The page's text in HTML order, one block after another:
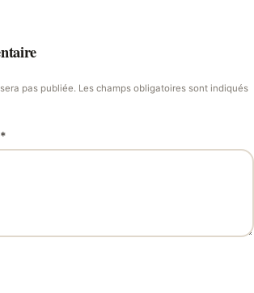
pas publiée. Les champs obligatoires sont indiqués